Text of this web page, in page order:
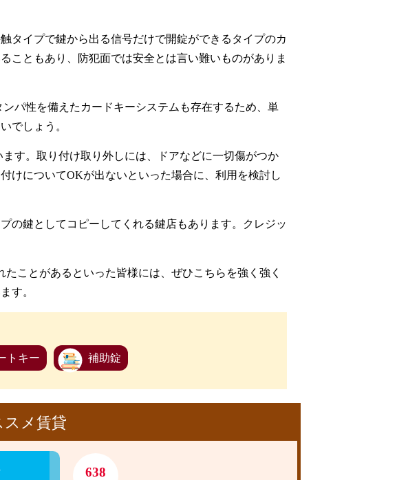
タイプで鍵から出る信号だけで開錠ができるタイプのカ
こともあり、防犯面では安全とは言い難いものがありま
パ性を備えたカードキーシステムも存在するため、単
でしょう。
ます。取り付け取り外しには、ドアなどに一切傷がつか
けについてOKが出ないといった場合に、利用を検討し
の鍵としてコピーしてくれる鍵店もあります。クレジッ
ことがあるといった皆様には、ぜひこちらを強く強く
す。
トキー 補助錠
スメ賃貸
638